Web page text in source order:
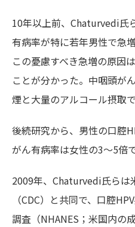
10年以上前、Chaturvedi氏
有病率が特に若年男性で急
この憂慮すべき急増の原因
ことが分かった。中咽頭が
煙と大量のアルコール摂取で
後続研究から、男性の口腔
がん有病率は女性の3～5倍
2009年、Chaturvedi氏らは
（CDC）と共同で、口腔
調査（NHANES；米国内の